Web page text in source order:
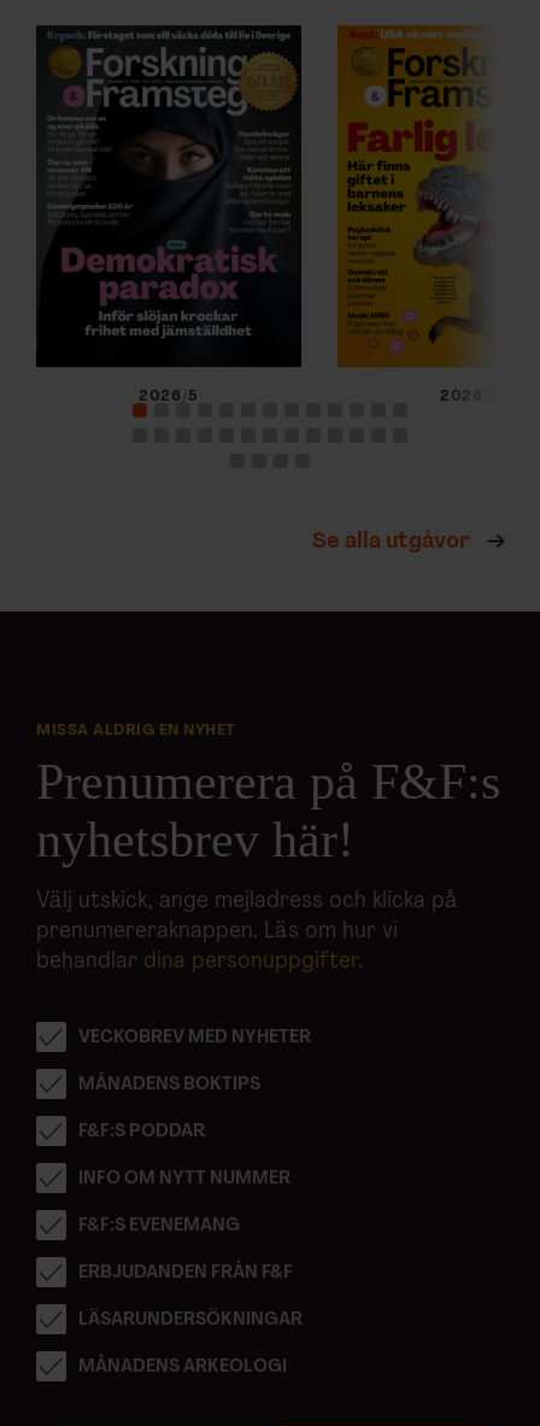
2026/5 2026/4
Se alla utgåvor
MISSA ALDRIG EN NYHET
Prenumerera på F&F:s
nyhetsbrev här!
Välj utskick, ange mejladress och klicka på
prenumereraknappen. Läs om hur vi
behandlar dina personuppgifter.
VECKOBREV MED NYHETER
MÅNADENS BOKTIPS
F&F:S PODDAR
INFO OM NYTT NUMMER
F&F:S EVENEMANG
ERBJUDANDEN FRÅN F&F
LÄSARUNDERSÖKNINGAR
MÅNADENS ARKEOLOGI